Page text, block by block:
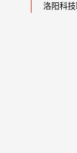
洛阳科